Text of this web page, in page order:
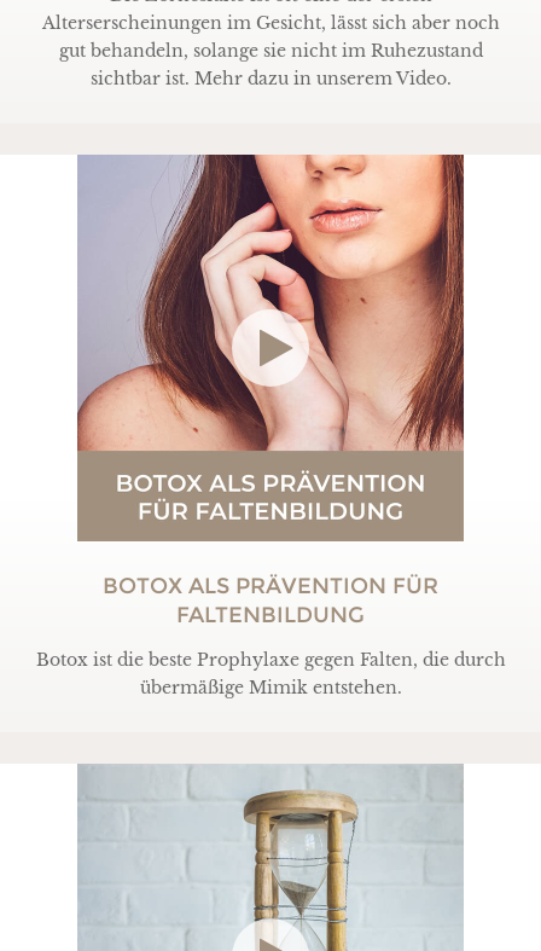
Alterserscheinungen im Gesicht, lässt sich aber noch
gut behandeln, solange sie nicht im Ruhezustand
sichtbar ist. Mehr dazu in unserem Video.
BOTOX ALS PRÄVENTION FÜR
FALTENBILDUNG
Botox ist die beste Prophylaxe gegen Falten, die durch
übermäßige Mimik entstehen.